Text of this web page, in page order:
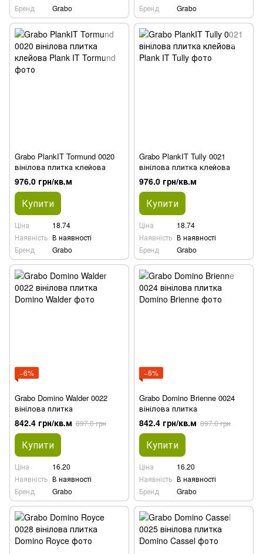
Бренд
Grabo
Бренд
Grabo
Grabo PlankIT Tormund 0020
вінілова плитка клейова
976.0 грн/кв.м
Купити
Ціна
18.74
Наявність В наявності
Бренд
Grabo
Grabo PlankIT Tully 0021
вінілова плитка клейова
976.0 грн/кв.м
Купити
Ціна
18.74
Наявність В наявності
Бренд
Grabo
−6%
Grabo Domino Walder 0022
вінілова плитка
842.4 грн/кв.м 897.0 грн
Купити
Ціна
16.20
Наявність В наявності
Бренд
Grabo
−6%
Grabo Domino Brienne 0024
вінілова плитка
842.4 грн/кв.м 897.0 грн
Купити
Ціна
16.20
Наявність В наявності
Бренд
Grabo